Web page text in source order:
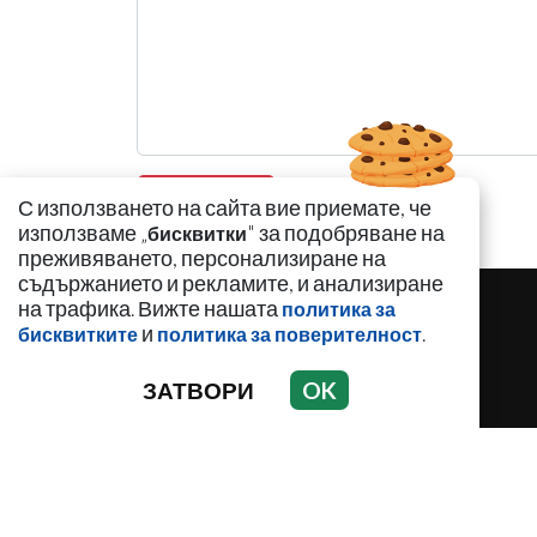
С използването на сайта вие приемате, че
използваме „бисквитки" за подобряване на
преживяването, персонализиране на
съдържанието и рекламите, и анализиране
на трафика. Вижте нашата политика за
бисквитките и политика за поверителност.
ЗАТВОРИ OK